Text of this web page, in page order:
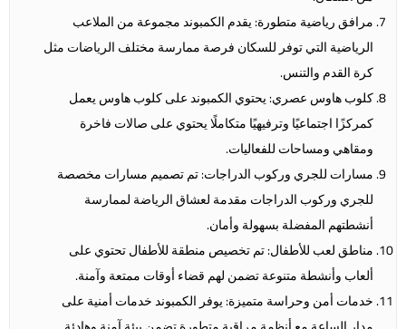
مرافق رياضية متطورة: يقدم الكمبوند مجموعة من الملاعب
الرياضية التي توفر للسكان فرصة ممارسة مختلف الرياضات مثل
كرة القدم والتنس.
كلوب هاوس عصري: يحتوي الكمبوند على كلوب هاوس يعمل
كمركزًا اجتماعيًا وترفيهيًا متكاملًا يحتوي على صالات فاخرة
ومقاهي ومساحات للفعاليات.
مسارات للجري وركوب الدراجات: تم تصميم مسارات مخصصة
للجري وركوب الدراجات مقدمة لعشاق الرياضة لممارسة
أنشطتهم المفضلة بسهولة وأمان.
مناطق لعب للأطفال: تم تخصيص منطقة للأطفال تحتوي على
ألعاب وأنشطة متنوعة تضمن لهم قضاء أوقات ممتعة وآمنة.
خدمات أمن وحراسة متميزة: يوفر الكمبوند خدمات أمنية على